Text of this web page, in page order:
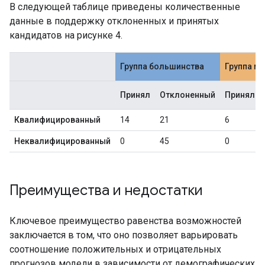
В следующей таблице приведены количественные
данные в поддержку отклоненных и принятых
кандидатов на рисунке 4.
Группа большинства Группа
Принял Отклоненный Принял
Квалифицированный 14 21 6
Неквалифицированный 0 45 0
Преимущества и недостатки
Ключевое преимущество равенства возможностей
заключается в том, что оно позволяет варьировать
соотношение положительных и отрицательных